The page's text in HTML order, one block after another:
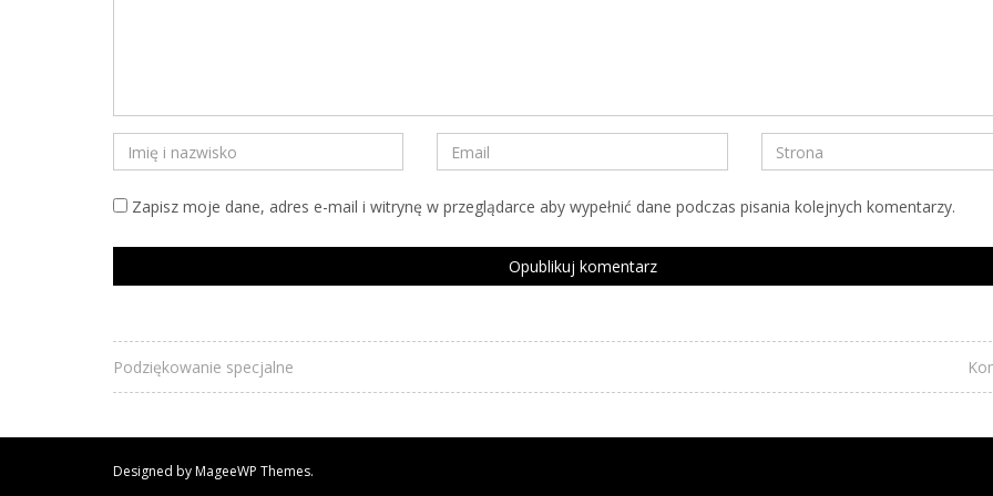
Zapisz moje dane, adres e-mail i witrynę w przeglądarce aby wypełnić dane podczas pisania kolejnych komentarzy.
Podziękowanie specjalne
Designed by MageeWP Themes.